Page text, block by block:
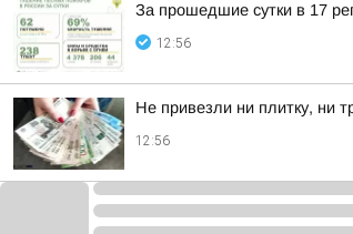
За прошедшие сутки в 17
12:56
Не привезли ни плитку, ни
12:56